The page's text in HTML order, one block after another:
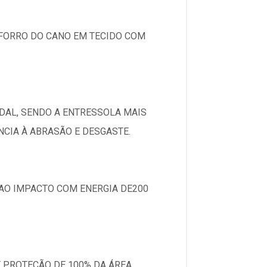
DO CANO EM TECIDO COM
SENDO A ENTRESSOLA MAIS
À ABRASÃO E DESGASTE.
IMPACTO COM ENERGIA DE200